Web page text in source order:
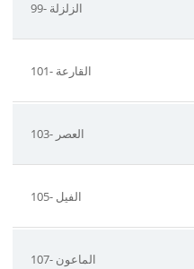
99- الزلزلة
101- القارعة
103- العصر
105- الفيل
107- الماعون